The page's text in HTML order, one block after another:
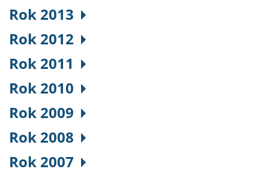
Rok 2013
Rok 2012
Rok 2011
Rok 2010
Rok 2009
Rok 2008
Rok 2007